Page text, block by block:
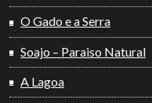
O Gado e a Serra
Soajo – Paraiso Natural
A Lagoa